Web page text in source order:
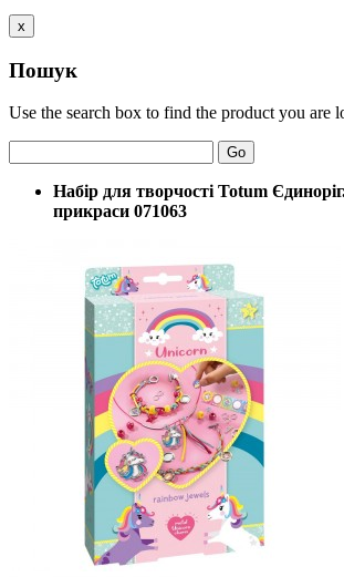
x
Пошук
Use the search box to find the product you are
Go
Набір для творчості Totum
прикраси 071063